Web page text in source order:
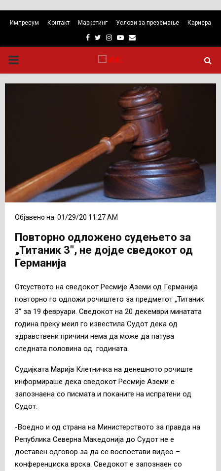
Импресум Контакт Маркетинг Услови за преземање Кариера
Facebook
TwitterInstagram
Youtube
Email
PRIMARY
MENU
Објавено на: 01/29/20 11:27 AM
Повторно одложено судењето за
„Титаник 3″, не дојде сведокот од
Германија
Отсуството на сведокот Ресмије Аземи од Германија
повторно го одложи рочиштето за предметот „Титаник
3″ за 19 февруари. Сведокот на 20 декември минатата
година преку меил го известила Судот дека од
здравствени причини нема да може да патува
следната половина од годината.
Судијката Марија Клетничка на денешното рочиште
информираше дека сведокот Ресмије Аземи е
запознаена со писмата и поканите на испратени од
Судот.
-Воедно и од страна на Министерството за правда на
Република Северна Македонија до Судот не е
доставен одговор за да се воспостави видео –
конференциска врска. Сведокот е запознаен со